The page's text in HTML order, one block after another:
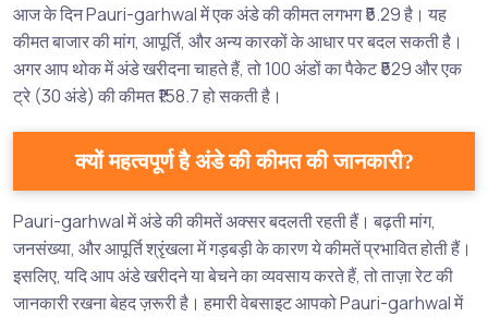
आज के दिन Pauri-garhwal में एक अंडे की कीमत लगभग ₹5.29 है। यह
कीमत बाजार की मांग, आपूर्ति, और अन्य कारकों के आधार पर बदल सकती है।
अगर आप थोक में अंडे खरीदना चाहते हैं, तो 100 अंडों का पैकेट ₹529 और एक
ट्रे (30 अंडे) की कीमत ₹158.7 हो सकती है।
क्यों महत्वपूर्ण है अंडे की कीमत की जानकारी?
Pauri-garhwal में अंडे की कीमतें अक्सर बदलती रहती हैं। बढ़ती मांग,
जनसंख्या, और आपूर्ति श्रृंखला में गड़बड़ी के कारण ये कीमतें प्रभावित होती हैं।
इसलिए, यदि आप अंडे खरीदने या बेचने का व्यवसाय करते हैं, तो ताज़ा रेट की
जानकारी रखना बेहद ज़रूरी है। हमारी वेबसाइट आपको Pauri-garhwal में